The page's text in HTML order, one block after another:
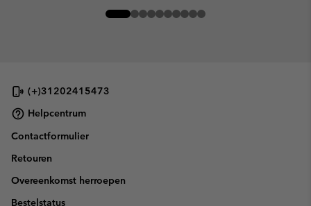
(+)31202415473
Helpcentrum
Contactformulier
Retouren
Overeenkomst herroepen
Bestelstatus